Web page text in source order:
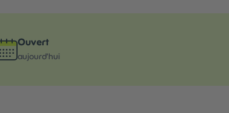
Ouvert
aujourd'hui